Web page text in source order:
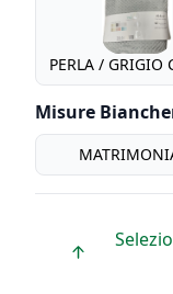
PERLA / GRIGIO
Misure
misure